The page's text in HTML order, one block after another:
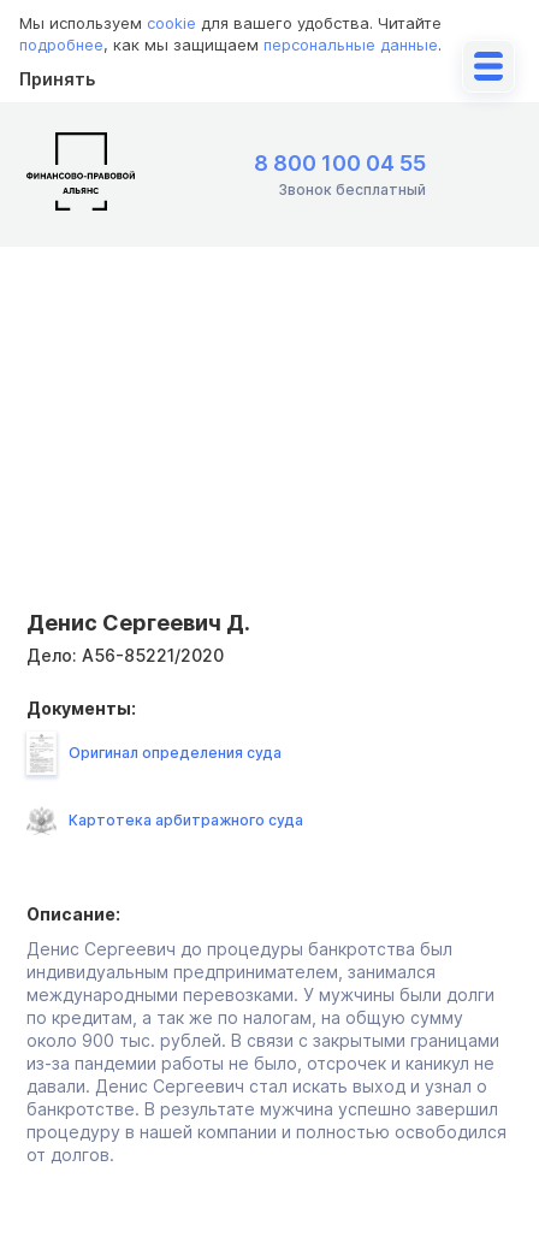
Мы используем cookie для вашего удобства. Читайте
подробнее, как мы защищаем персональные данные.
Принять
8 800 100 04 55
Звонок бесплатный
Денис Сергеевич Д.
Дело: А56-85221/2020
Описание:
Денис Сергеевич до процедуры банкротства был
индивидуальным предпринимателем, занимался
международными перевозками. У мужчины были долги
по кредитам, а так же по налогам, на общую сумму
около 900 тыс. рублей. В связи с закрытыми границами
из-за пандемии работы не было, отсрочек и каникул не
давали. Денис Сергеевич стал искать выход и узнал о
банкротстве. В результате мужчина успешно завершил
процедуру в нашей компании и полностью освободился
от долгов.
Документы:
Оригинал определения суда
Картотека арбитражного суда